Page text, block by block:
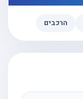
הרכבים